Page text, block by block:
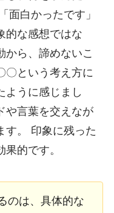
面白かったです」
的な感想ではな
から、諦めないこ
〇という考え方に
ように感じまし
や言葉を交えなが
す。 印象に残った
的です。
のは、具体的な